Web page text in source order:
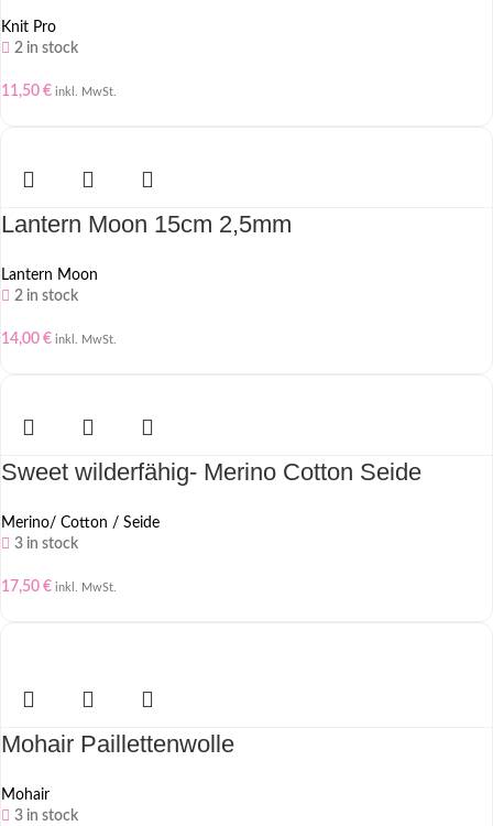
Knit Pro
2 in stock
11,50 € inkl. MwSt.
Lantern Moon 15cm 2,5mm
Lantern Moon
2 in stock
14,00 € inkl. MwSt.
Sweet wilderfähig- Merino Cotton Seide
Merino/ Cotton / Seide
3 in stock
17,50 € inkl. MwSt.
Mohair Paillettenwolle
Mohair
3 in stock